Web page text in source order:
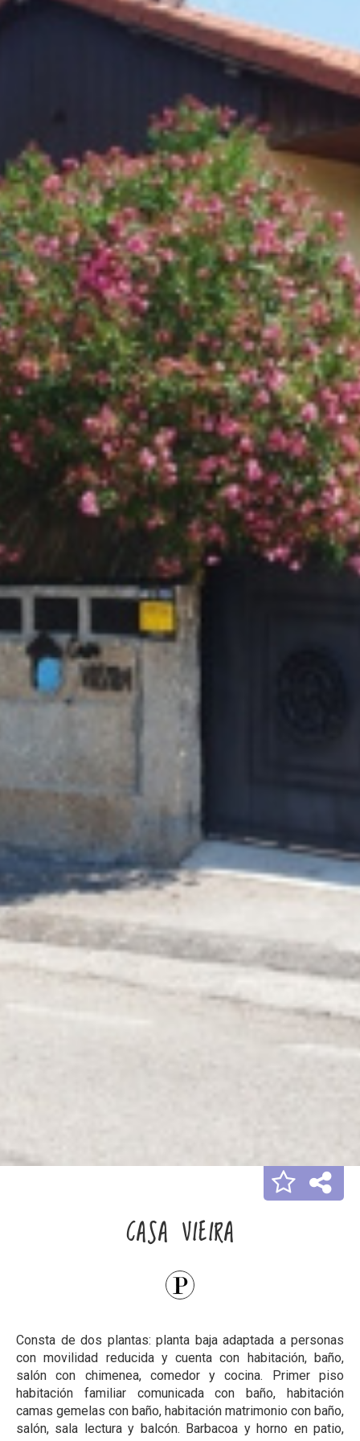
CASA VIEIRA
Consta de dos plantas: planta baja adaptada a personas
con movilidad reducida y cuenta con habitación, baño,
salón con chimenea, comedor y cocina. Primer piso
habitación familiar comunicada con baño, habitación
camas gemelas con baño, habitación matrimonio con baño,
salón, sala lectura y balcón. Barbacoa y horno en patio,